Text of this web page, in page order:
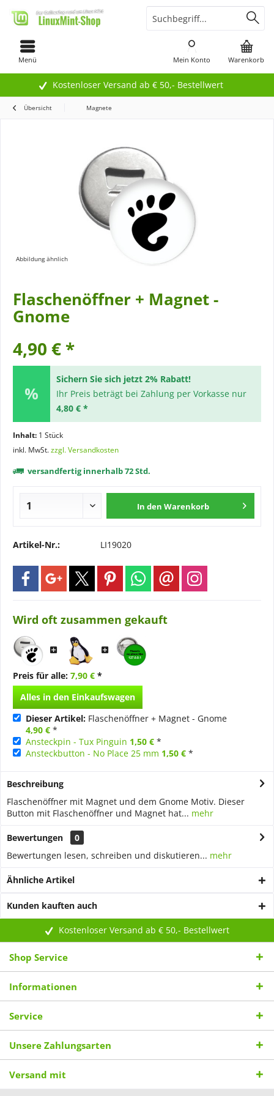
Kostenloser Versand ab € 50,- Bestellwert
Menü Warenkorb
Mein Konto
Übersicht Magnete
Abbildung ähnlich
Flaschenöffner + Magnet -
Gnome
4,90 € *
Sichern Sie sich jetzt 2% Rabatt!
Ihr Preis beträgt bei Zahlung per Vorkasse nur
4,80 € *
Inhalt: 1 Stück
inkl. MwSt.zzgl. Versandkosten
versandfertig innerhalb 72 Std.
In den Warenkorb
Artikel-Nr.: LI19020
Wird oft zusammen gekauft
Preis für alle: 7,90 € *
Alles in den Einkaufswagen
Dieser Artikel: Flaschenöffner + Magnet - Gnome
4,90 € *
Ansteckpin - Tux Pinguin 1,50 € *
Ansteckbutton - No Place 25 mm 1,50 € *
Beschreibung
Flaschenöffner mit Magnet und dem Gnome Motiv. Dieser
Button mit Flaschenöffner und Magnet hat... mehr
Bewertungen
0
Bewertungen lesen, schreiben und diskutieren... mehr
Ähnliche Artikel
Kunden kauften auch
Kostenloser Versand ab € 50,- Bestellwert
Shop Service
Informationen
Service
Unsere Zahlungsarten
Versand mit